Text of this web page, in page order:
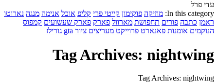
עדי פרל
In this category: מוזיקה פוקימון קייטי פרי קליפ אוכל אנימה מנגה נארוטו
ראמן כתבה פורים תחפושת מארוול פארק פארק שעשועים קמפוס
הנוקמים אומנות פאנארט פרוייקט מעריצים ציור gta גורילז
Tag Archives: nightwing
Tag Archives: nightwing